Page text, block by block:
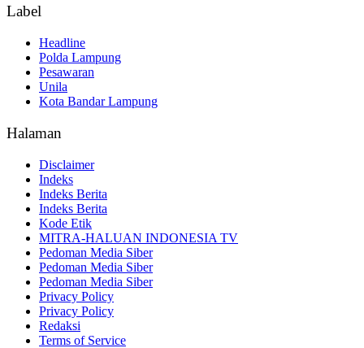
Label
Headline
Polda Lampung
Pesawaran
Unila
Kota Bandar Lampung
Halaman
Disclaimer
Indeks
Indeks Berita
Indeks Berita
Kode Etik
MITRA-HALUAN INDONESIA TV
Pedoman Media Siber
Pedoman Media Siber
Pedoman Media Siber
Privacy Policy
Privacy Policy
Redaksi
Terms of Service